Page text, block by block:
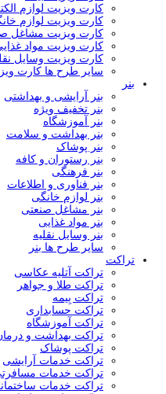
کارت ویزیت لوازم
کارت ویزیت لوازم
کارت ویزیت مشاغل
کارت ویزیت مواد
کارت ویزیت وسایل
سایر طرح ها کارت
بنر
بنر آرایشی و بهداشتی
بنر تخفیف ویژه
بنر آموزشگاه
بنر بهداشت و سلامت
بنر پوشاک
بنر رستوران و کافه
بنر فرهنگی
بنر فناوری و اطلاعات
بنر لوازم خانگی
بنر مشاغل صنعتی
بنر مواد غذایی
بنر وسایل نقلیه
سایر طرح ها بنر
تراکت
تراکت آتلیه عکاسی
تراکت طلا و جواهر
تراکت بِيمه
تراکت حسابداری
تراکت آموزشگاه
تراکت بهداشت و
تراکت پوشاک
تراکت خدمات آرایشی
تراکت خدمات
تراکت خدمات